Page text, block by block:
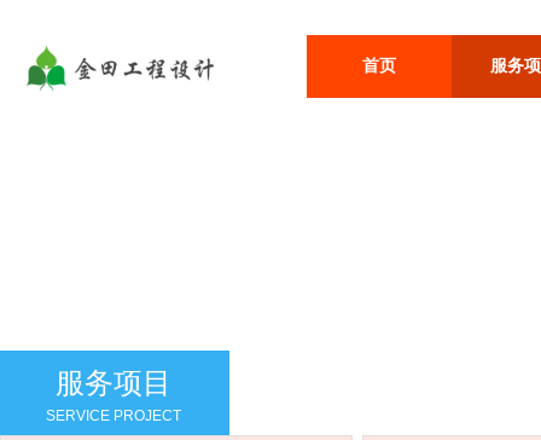
首页 服务
服务项目
SERVICE PROJECT